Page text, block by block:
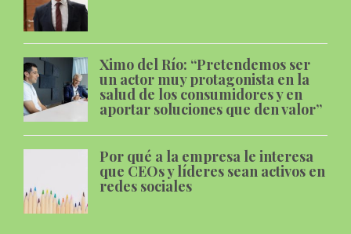
Ximo del Río: “Pretendemos ser
un actor muy protagonista en la
salud de los consumidores y en
aportar soluciones que den valor”
Por qué a la empresa le interesa
que CEOs y líderes sean activos en
redes sociales